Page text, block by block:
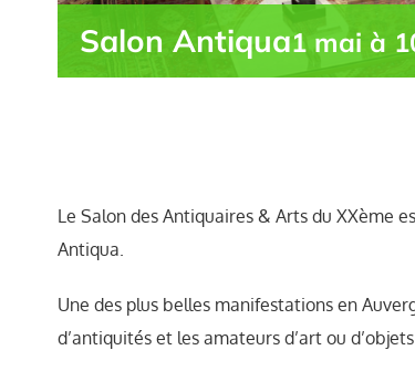
Salon Antiqua1 mai à
Le Salon des Antiquaires & Arts du XXème
Antiqua.
Une des plus belles manifestations en
d’antiquités et les amateurs d’art ou